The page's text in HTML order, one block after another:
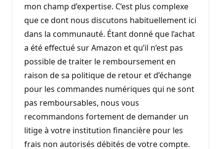
mon champ d’expertise. C’est plus complexe
que ce dont nous discutons habituellement ici
dans la communauté. Étant donné que l’achat
a été effectué sur Amazon et qu’il n’est pas
possible de traiter le remboursement en
raison de sa politique de retour et d’échange
pour les commandes numériques qui ne sont
pas remboursables, nous vous
recommandons fortement de demander un
litige à votre institution financière pour les
frais non autorisés débités de votre compte.